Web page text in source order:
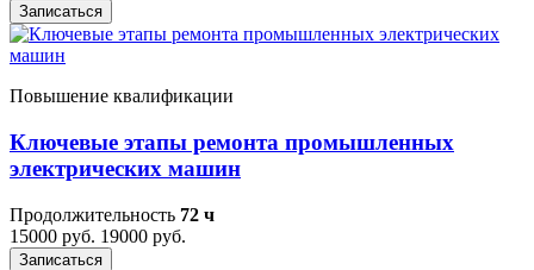
Записаться
Повышение квалификации
Ключевые этапы ремонта промышленных
электрических машин
Продолжительность 72 ч
15000 руб. 19000 руб.
Записаться